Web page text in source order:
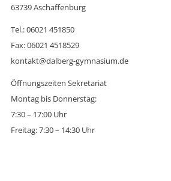
63739 Aschaffenburg
Tel.: 06021 451850
Fax: 06021 4518529
kontakt@dalberg-gymnasium.de
Öffnungszeiten Sekretariat
Montag bis Donnerstag:
7:30 – 17:00 Uhr
Freitag: 7:30 – 14:30 Uhr